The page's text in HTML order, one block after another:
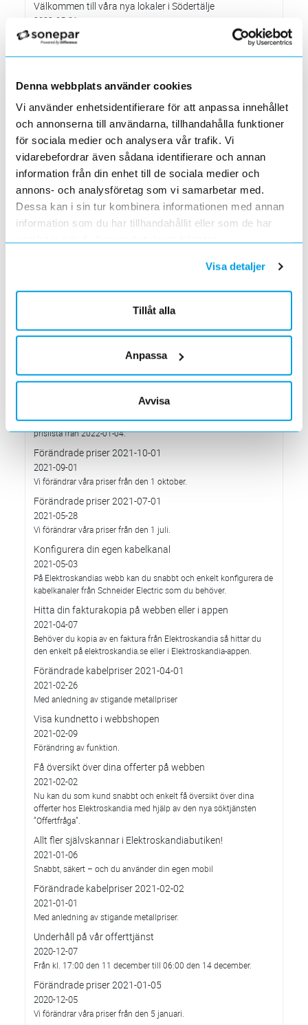
Denna webbplats använder cookies
Vi använder enhetsidentifierare för att anpassa innehållet
och annonserna till användarna, tillhandahålla funktioner
för sociala medier och analysera vår trafik. Vi
vidarebefordrar även sådana identifierare och annan
information från din enhet till de sociala medier och
annons- och analysföretag som vi samarbetar med.
Dessa kan i sin tur kombinera informationen med annan
information som du har tillhandahållit eller som de har
samlat in när du har använt deras tjänster.
Visa detaljer
Tillåt alla
Anpassa
Avvisa
Välkommen till våra nya lokaler i Södertälje
2022-05-31
Den 1 juni har vi ny adress i Södertälje
Förändrade priser 2022-06-30
Grundkurs för installatörer av Charge Amps produkter
2022-04-01
En grundläggande certifieringsutbildning för installatörer
Förändrade priser 2022-05-01
2022-03-31
Med anledning av stigande råvarupriser.
Ecovadis ger Elektroskandia högsta betyg inom
hållbarhetsarbete
2022-03-21
Det oberoende analysföretaget Ecovadis har tilldelat
Med anledning av Rysslands invasion av Ukraina
pågående affärsrelationer med Ryssland & Belarus.
Förändrade priser 2022-04-01
Med anledning av stigande komponent- och metallpriser.
Prisavisering per den 4:e januari 2022
Med anledning av rådande omvärldsläge så justerar
Elektroskandia Sverige AB prisbilden och presenterar ny gällande
prislista från 2022-01-04.
Förändrade priser 2021-10-01
2021-09-01
Vi förändrar våra priser från den 1 oktober.
Förändrade priser 2021-07-01
2021-05-28
Vi förändrar våra priser från den 1 juli.
Konfigurera din egen kabelkanal
2021-05-03
På Elektroskandias webb kan du snabbt och enkelt konfigurera de
kabelkanaler från Schneider Electric som du behöver.
Hitta din fakturakopia på webben eller i appen
2021-04-07
Behöver du kopia av en faktura från Elektroskandia så hittar du
den enkelt på elektroskandia.se eller i Elektro­skandia-appen.
Förändrade kabelpriser 2021-04-01
2021-02-26
Med anledning av stigande metallpriser
Visa kundnetto i webbshopen
2021-02-09
Förändring av funktion.
Få översikt över dina offerter på webben
2021-02-02
Nu kan du som kund snabbt och enkelt få översikt över dina
offerter hos Elektroskandia med hjälp av den nya söktjänsten
”Offertfråga”.
Allt fler självskannar i Elektroskandiabutiken!
2021-01-06
Snabbt, säkert – och du använder din egen mobil
Förändrade kabelpriser 2021-02-02
2021-01-01
Med anledning av stigande metallpriser.
Underhåll på vår offerttjänst
2020-12-07
Från kl. 17:00 den 11 december till 06:00 den 14 december.
Förändrade priser 2021-01-05
2020-12-05
Vi förändrar våra priser från den 5 januari.